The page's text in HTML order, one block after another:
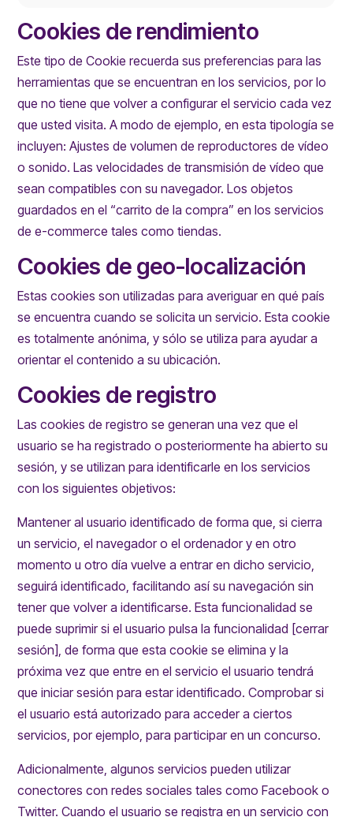
Cookies de rendimiento
Este tipo de Cookie recuerda sus preferencias para las
herramientas que se encuentran en los servicios, por lo
que no tiene que volver a configurar el servicio cada vez
que usted visita. A modo de ejemplo, en esta tipología se
incluyen: Ajustes de volumen de reproductores de vídeo
o sonido. Las velocidades de transmisión de vídeo que
sean compatibles con su navegador. Los objetos
guardados en el “carrito de la compra” en los servicios
de e-commerce tales como tiendas.
Cookies de geo-localización
Estas cookies son utilizadas para averiguar en qué país
se encuentra cuando se solicita un servicio. Esta cookie
es totalmente anónima, y sólo se utiliza para ayudar a
orientar el contenido a su ubicación.
Cookies de registro
Las cookies de registro se generan una vez que el
usuario se ha registrado o posteriormente ha abierto su
sesión, y se utilizan para identificarle en los servicios
con los siguientes objetivos:
Mantener al usuario identificado de forma que, si cierra
un servicio, el navegador o el ordenador y en otro
momento u otro día vuelve a entrar en dicho servicio,
seguirá identificado, facilitando así su navegación sin
tener que volver a identificarse. Esta funcionalidad se
puede suprimir si el usuario pulsa la funcionalidad [cerrar
sesión], de forma que esta cookie se elimina y la
próxima vez que entre en el servicio el usuario tendrá
que iniciar sesión para estar identificado. Comprobar si
el usuario está autorizado para acceder a ciertos
servicios, por ejemplo, para participar en un concurso.
Adicionalmente, algunos servicios pueden utilizar
conectores con redes sociales tales como Facebook o
Twitter. Cuando el usuario se registra en un servicio con